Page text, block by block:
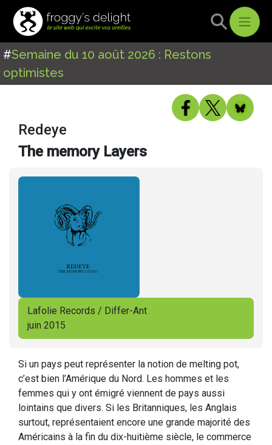
#Semaine du 10 août 2026 : Restons
optimistes
Redeye
The memory Layers
Lafolie Records / Differ-Ant
juin 2015
Si un pays peut représenter la notion de melting pot,
c’est bien l’Amérique du Nord. Les hommes et les
femmes qui y ont émigré viennent de pays aussi
lointains que divers. Si les Britanniques, les Anglais
surtout, représentaient encore une grande majorité des
Américains à la fin du dix-huitième siècle, le commerce